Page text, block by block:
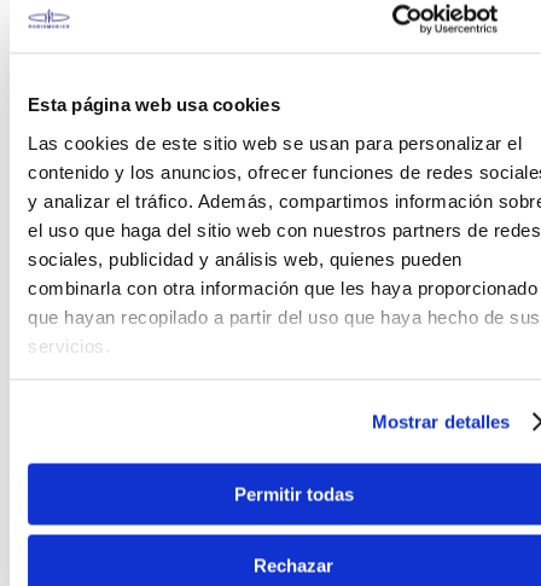
Esta página web usa cookies
Las cookies de este sitio web se usan para personalizar el
contenido y los anuncios, ofrecer funciones de redes
y analizar el tráfico. Además, compartimos información
el uso que haga del sitio web con nuestros partners de redes
sociales, publicidad y análisis web, quienes pueden
combinarla con otra información que les haya proporcionado
que hayan recopilado a partir del uso que haya hecho de sus
servicios.
Mostrar detalles
Permitir todas
Rechazar
ofrece la madera de álamo la han convertido en un
pilar de la fabricación de las maderas de batería.
El soporte de doble tom del sistema Omni-ball de
simplemente aflojando un perno en T.
Pedal de bombo
Incluido, pedal simple que presenta transmisión de
cadena doble y ajuste del ángulo para una mayor
personalización.
Trono de Batería.
El sillín de la batería Tama Stagestar tiene un ajuste